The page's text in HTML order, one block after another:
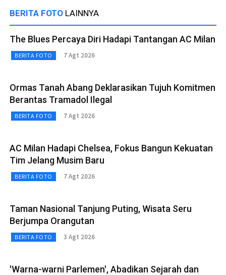
BERITA FOTO LAINNYA
The Blues Percaya Diri Hadapi Tantangan AC Milan
BERITA FOTO 7 Agt 2026
Ormas Tanah Abang Deklarasikan Tujuh Komitmen
Berantas Tramadol Ilegal
BERITA FOTO 7 Agt 2026
AC Milan Hadapi Chelsea, Fokus Bangun Kekuatan
Tim Jelang Musim Baru
BERITA FOTO 7 Agt 2026
Taman Nasional Tanjung Puting, Wisata Seru
Berjumpa Orangutan
BERITA FOTO 3 Agt 2026
'Warna-warni Parlemen', Abadikan Sejarah dan